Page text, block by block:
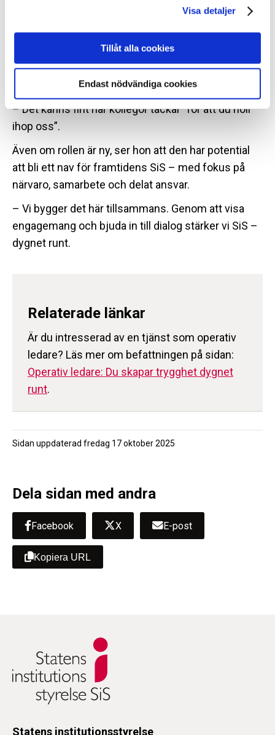
Visa detaljer
Tillåt alla cookies
Endast nödvändiga cookies
Att bidra till trygghet och gemenskap – det är det
bästa med jobbet, tycker Sara.
– Det känns fint när kollegor tackar ”för att du höll
ihop oss”.
Även om rollen är ny, ser hon att den har potential
att bli ett nav för framtidens SiS – med fokus på
närvaro, samarbete och delat ansvar.
– Vi bygger det här tillsammans. Genom att visa
engagemang och bjuda in till dialog stärker vi SiS –
dygnet runt.
Relaterade länkar
Är du intresserad av en tjänst som operativ
ledare? Läs mer om befattningen på sidan:
Operativ ledare: Du skapar trygghet dygnet
runt.
Sidan uppdaterad fredag 17 oktober 2025
Dela sidan med andra
Facebook X E-post
Kopiera URL
Statens institutionsstyrelse